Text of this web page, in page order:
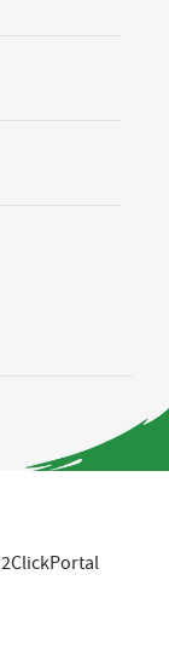
2ClickPortal